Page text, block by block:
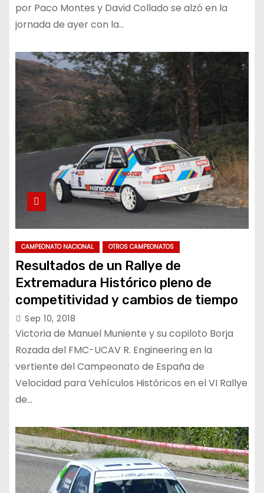
por Paco Montes y David Collado se alzó en la
jornada de ayer con la…
CAMPEONATO NACIONAL OTROS CAMPEONATOS
Resultados de un Rallye de
Extremadura Histórico pleno de
competitividad y cambios de tiempo
Sep 10, 2018
Victoria de Manuel Muniente y su copiloto Borja
Rozada del FMC-UCAV R. Engineering en la
vertiente del Campeonato de España de
Velocidad para Vehículos Históricos en el VI Rallye
de…